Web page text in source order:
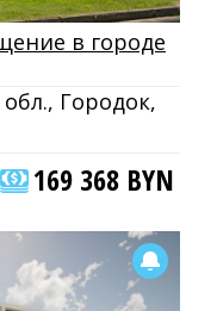
в городе
Городок,
169 368 BYN